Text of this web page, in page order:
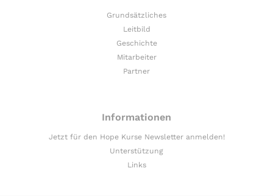
Grundsätzliches
Leitbild
Geschichte
Mitarbeiter
Partner
Informationen
Jetzt für den Hope Kurse Newsletter anmelden!
Unterstützung
Links